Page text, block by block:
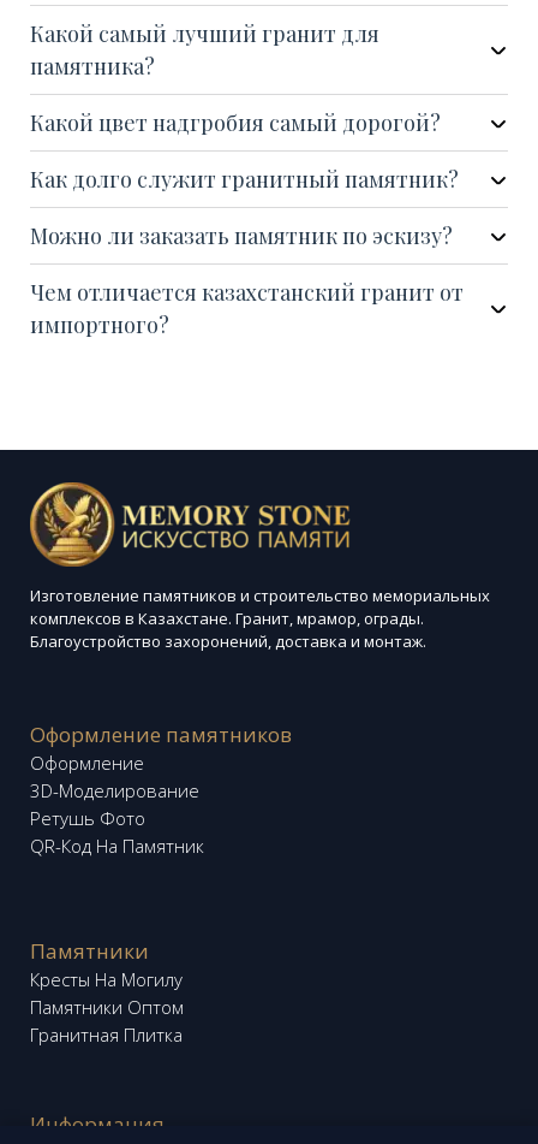
Какой самый лучший гранит для
памятника?
Какой цвет надгробия самый дорогой?
Как долго служит гранитный памятник?
Можно ли заказать памятник по эскизу?
Чем отличается казахстанский гранит от
импортного?
Изготовление памятников и строительство мемориальных
комплексов в Казахстане. Гранит, мрамор, ограды.
Благоустройство захоронений, доставка и монтаж.
Оформление памятников
Оформление
3D-Моделирование
Ретушь Фото
QR-Код На Памятник
Памятники
Кресты На Могилу
Памятники Оптом
Гранитная Плитка
Информация